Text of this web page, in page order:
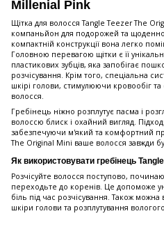
Millenial Pink
Щітка для волосся Tangle Teezer The
компаньйон для подорожей та
компактній конструкції вона легко
Головною перевагою щітки є її
пластикових зубців, яка запобігає
розчісування. Крім того, спеціальна
шкірі голови, стимулюючи кровообіг
волосся.
Гребінець ніжно розплутує пасма і
волоссю блиск і охайний вигляд.
забезпечуючи м'який та комфортний
The Original Mini ваше волосся завжди
Як використовувати гребінець
Розчісуйте волосся поступово,
переходьте до коренів. Це допоможе
біль під час розчісування. Також
шкіри голови та розплутування